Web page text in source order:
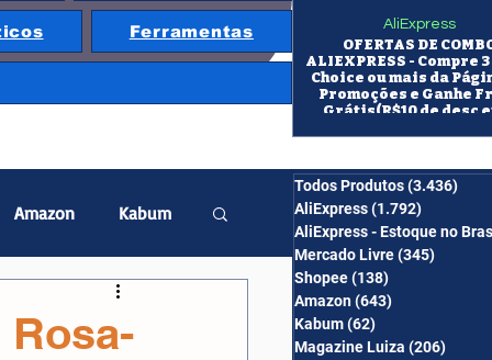
Ferramentas
OFERTAS DE
ALIEXPRESS - Compre
Choice ou mais da
Promoções e Ganhe
Grátis(R$10 de desc
AliExpress
Amazon Kabum
Projetor
Rosa-
Todos Produtos(3.436)
AliExpress(1.792)
AliExpress - Estoque no
Mercado Livre(345)
Shopee(138)
Amazon(643)
Kabum(62)
Magazine Luiza (206)